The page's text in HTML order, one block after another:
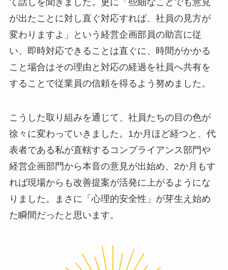
が出たことに対し直ぐ対応すれば、社員の見方が
変わりますよ」という経営企画部員の助言に従
い、即時対応できることは直ぐに、時間がかかる
こと場合はその理由と対応の経過を社員へ共有を
することで従業員の信頼を得るよう努めました。
こうした取り組みを通じて、社員たちの目の色が
徐々に変わっていきました。1か月ほど経つと、代
表者である私が直轄するコンプライアンス部門や
経営企画部門から本音の意見が出始め、2か月もす
れば現場からも改善提案が活発に上がるようにな
りました。まさに「心理的安全性」が芽生え始め
た瞬間だったと思います。